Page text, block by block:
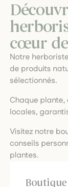
cœur
Notre
de produits
sélectionnés.
Chaque
locales,
Visitez notre
conseils
plantes.
Boutique